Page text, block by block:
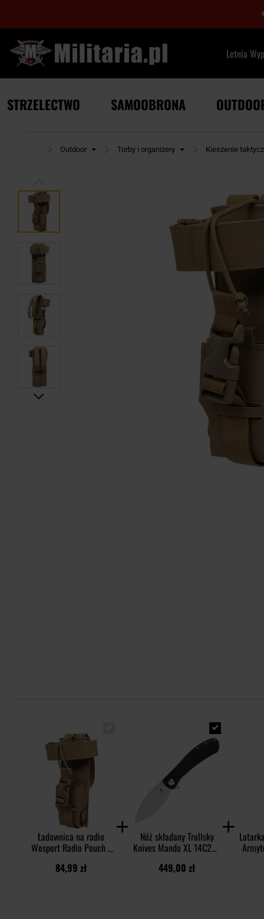
Letnia
STRZELECTWO SAMOOBRONA
Outdoor Torby i organizery Kieszenie
Ładownica na radio
Wosport Radio Pouch -
84,99 zł
Nóż składany Trollsky
Knives Mandu XL 14C28N
449,00 zł